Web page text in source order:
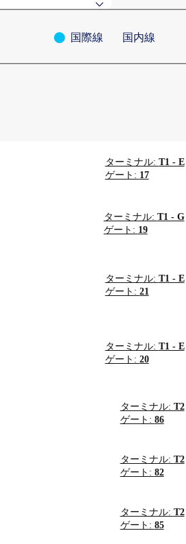
国際線 国内線
ターミナル: T1 - E
ゲート: 17
ターミナル: T1 - G
ゲート: 19
ターミナル: T1 - E
ゲート: 21
ターミナル: T1 - E
ゲート: 20
ターミナル: T2
ゲート: 86
ターミナル: T2
ゲート: 82
ターミナル: T2
ゲート: 85